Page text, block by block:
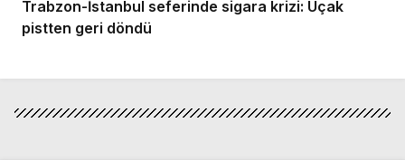
Trabzon-İstanbul seferinde sigara krizi: Uçak
pistten geri döndü